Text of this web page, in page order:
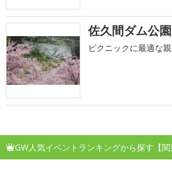
佐久間ダム公園
ピクニックに最適な
GW人気イベントランキングから探す【関